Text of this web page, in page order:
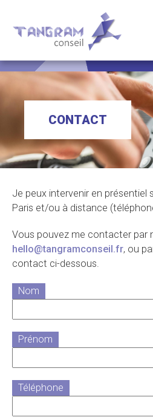
CONTACT
Je peux intervenir en présentiel
Paris et/ou à distance
Vous pouvez me contacter par
hello@tangramconseil.fr, ou
contact ci-dessous.
Nom
Prénom
Téléphone